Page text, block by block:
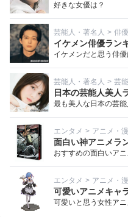
好きな女優は？
芸能人・著名人 > 俳
イケメン俳優ラン
イケメンだと思う俳優
芸能人・著名人 > 芸能
日本の芸能人美人
最も美人な日本の芸能
エンタメ > アニメ・
面白い神アニメラ
おすすめの面白いアニ
エンタメ > アニメ・
可愛いアニメキャ
可愛いと思う女性アニ